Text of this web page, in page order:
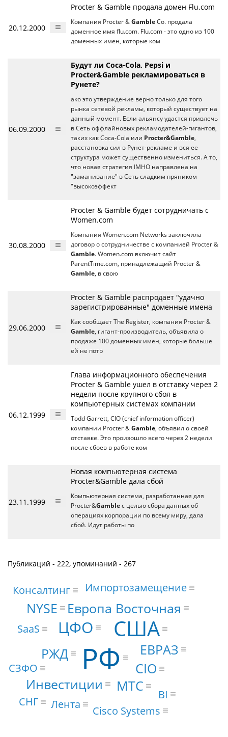
20.12.2000
Procter & Gamble продала домен Flu.com
Компания Procter & Gamble Co. продала
доменное имя flu.com. Flu.com - это одно из 100
доменных имен, которые ком
06.09.2000
Будут ли Coca-Cola, Pepsi и
Procter&Gamble рекламироваться в
Рунете?
ако это утверждение верно только для того
рынка сетевой рекламы, который существует на
данный момент. Если альянсу удастся привлечь
в Сеть оффлайновых рекламодателей-гигантов,
таких как Coca-Cola или Procter&Gamble,
расстановка сил в Рунет-рекламе и вся ее
структура может существенно измениться. А то,
что новая стратегия IMHO направлена на
"заманивание" в Сеть сладким пряником
"высокоэффект
30.08.2000
Procter & Gamble будет сотрудничать с
Women.com
Компания Women.com Networks заключила
договор о сотрудничестве с компанией Procter &
Gamble. Women.com включит сайт
ParentTime.com, принадлежащий Procter &
Gamble, в свою
29.06.2000
Procter & Gamble распродает "удачно
зарегистрированные" доменные имена
Как сообщает The Register, компания Procter &
Gamble, гигант-производитель, объявила о
продаже 100 доменных имен, которые больше
ей не потр
06.12.1999
Глава информационного обеспечения
Procter & Gamble ушел в отставку через 2
недели после крупного сбоя в
компьютерных системах компании
Todd Garrett, CIO (chief information officer)
компании Procter & Gamble, объявил о своей
отставке. Это произошло всего через 2 недели
после сбоев в работе ком
23.11.1999
Новая компьютерная система
Procter&Gamble дала сбой
Компьютерная система, разработанная для
Procter&Gamble с целью сбора данных об
операциях корпорации по всему миру, дала
сбой. Идут работы по
Публикаций - 222, упоминаний - 267
РФ
США
ЦФО
Инвестиции МТС
Европа Восточная
CIO
РЖД ЕВРАЗ
NYSE
SaaS
BI
СЗФО
СНГ Лента Cisco Systems
Импортозамещение
Консалтинг